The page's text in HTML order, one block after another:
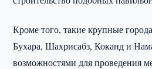
Кроме того, такие крупные
Бухара, Шахрисабз, Коканд и
возможностями для проведения